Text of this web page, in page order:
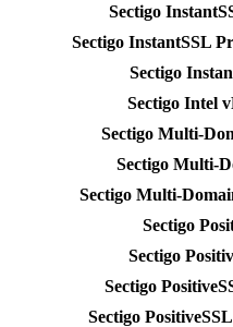
Sectigo
Sectigo InstantSSL
Sectigo
Sectigo Intel
Sectigo Multi-
Sectigo Multi-
Sectigo Multi-
Sectigo
Sectigo
Sectigo
Sectigo